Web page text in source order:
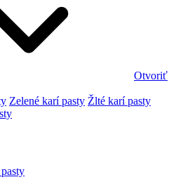
Otvoriť
Zelené karí pasty Žlté karí pasty